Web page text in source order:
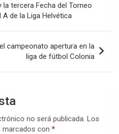
ar
tir
tercera Fecha del Torneo
de la Liga Helvética
campeonato apertura en la
liga de fútbol Colonia
no será publicada. Los
con *